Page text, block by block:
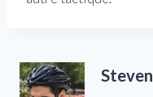
Steven